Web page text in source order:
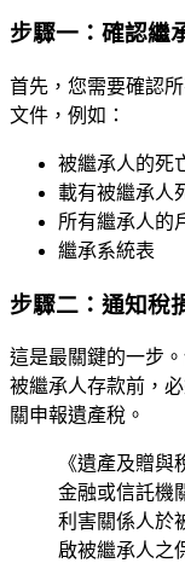
步驟一：確認繼
首先，您需要確認
文件，例如：
被繼承人的死
載有被繼承人
所有繼承人的
繼承系統表
步驟二：通知稅
這是最關鍵的一步
被繼承人存款前，
關申報遺產稅。
《遺產及贈
金融或信託機
利害關係人於
啟被繼承人之